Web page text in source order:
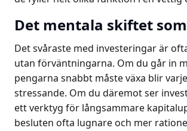
Det mentala skiftet
Det svåraste med investeringar är
utan förväntningarna. Om du går in
pengarna snabbt måste växa blir
stressande. Om du däremot ser
ett verktyg för långsammare
besluten ofta lugnare och mer